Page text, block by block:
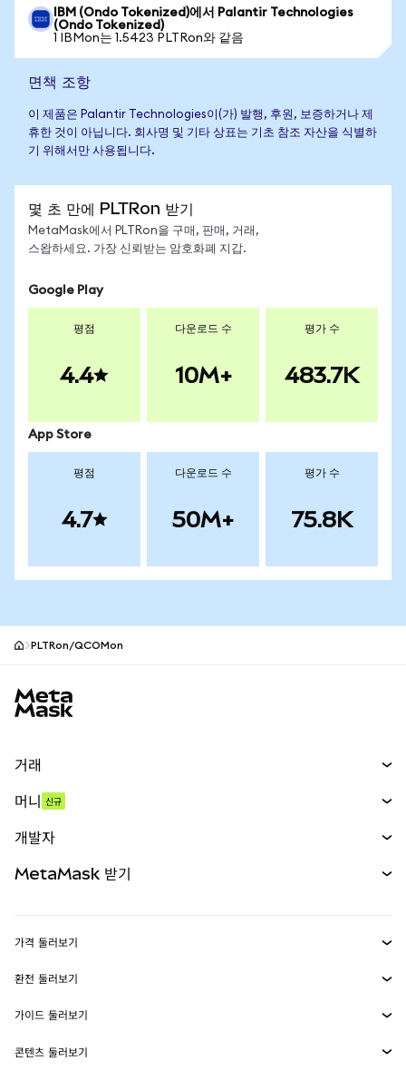
IBM (Ondo Tokenized)에서 Palantir Technologies
(Ondo Tokenized)
1 IBMon는 1.5423 PLTRon와 같음
면책 조항
이 제품은 Palantir Technologies이(가) 발행, 후원, 보증하거나 제
휴한 것이 아닙니다. 회사명 및 기타 상표는 기초 참조 자산을 식별하
기 위해서만 사용됩니다.
몇 초 만에 PLTRon 받기
MetaMask에서 PLTRon을 구매, 판매, 거래,
스왑하세요. 가장 신뢰받는 암호화폐 지갑.
Google Play
평점
4.4
다운로드 수
10M+
평가 수
483.7K
App Store
평점
4.7
다운로드 수
50M+
평가 수
75.8K
PLTRon/QCOMon
거래
무기한 선물
실물자산
머니 신규
개발자
MetaMask Connect
Snaps
웹3 서비스
MetaMask 받기
보안
고객 지원
가격 둘러보기
이더리움 가격
솔라나 가격
환전 둘러보기
ETH를 USD로 환전
USDT를 INR로 환전
가이드 둘러보기
ETH 매수
콘텐츠 둘러보기